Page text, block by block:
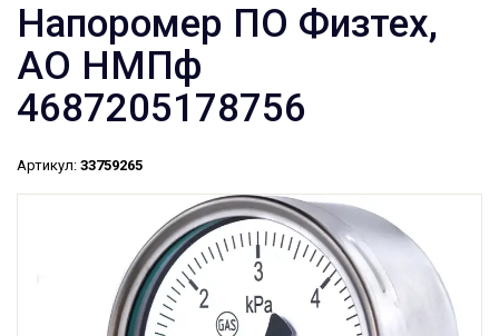
Напоромер ПО Физтех,
АО НМПф
4687205178756
Артикул: 33759265